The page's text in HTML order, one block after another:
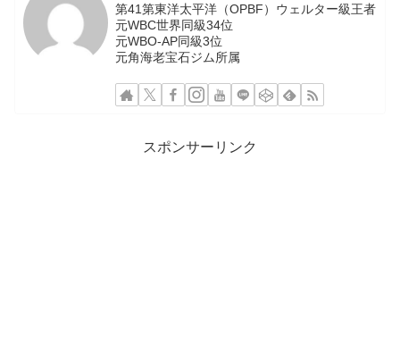
第41第東洋太平洋（OPBF）ウェルター級王者
元WBC世界同級34位
元WBO-AP同級3位
元角海老宝石ジム所属
スポンサーリンク